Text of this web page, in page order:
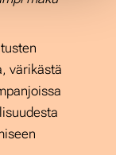
värikästä